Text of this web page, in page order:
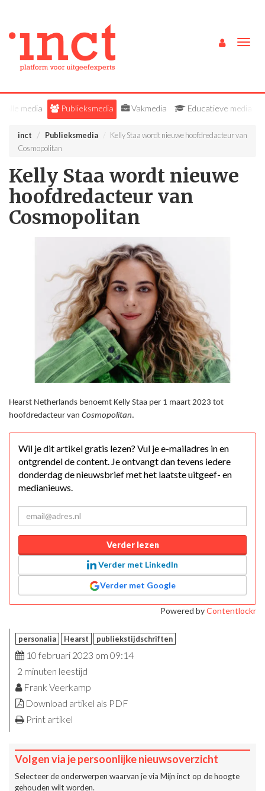
Alle media Publieksmedia Vakmedia Educatieve media
inct Publieksmedia
Kelly Staa wordt nieuwe hoofdredacteur van
Cosmopolitan
Kelly Staa wordt nieuwe
hoofdredacteur van
Cosmopolitan
Hearst Netherlands benoemt Kelly Staa per 1 maart 2023 tot
hoofdredacteur van Cosmopolitan.
Wil je dit artikel gratis lezen? Vul je e-mailadres in en
ontgrendel de content. Je ontvangt dan tevens iedere
donderdag de nieuwsbrief met het laatste uitgeef- en
medianieuws.
Verder lezen
Verder met LinkedIn
Verder met Google
Powered byContentlockr
personalia Hearst publiekstijdschriften
10 februari 2023 om 09:14
2 minuten leestijd
Frank Veerkamp
Download artikel als PDF
Print artikel
Volgen via je persoonlijke nieuwsoverzicht
Selecteer de onderwerpen waarvan je via Mijn inct op de hoogte
gehouden wilt worden.